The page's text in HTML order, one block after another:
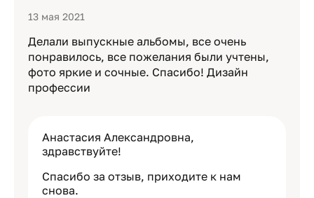
13 мая 2021
Делали выпускные альбомы, все очень
понравилось, все пожелания были учтены,
фото яркие и сочные. Спасибо! Дизайн
профессии
Анастасия Александровна,
здравствуйте!
Спасибо за отзыв, приходите к нам
снова.